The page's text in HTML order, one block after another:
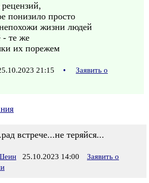
понизило просто
жизни людей
- те же
их порежем
21:15 •
Заявить о
встрече...не теряйся...
25.10.2023 14:00
Заявить о